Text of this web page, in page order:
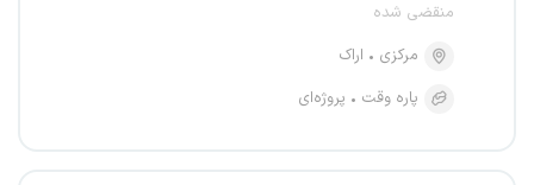
منقضی شده
مرکزی
اراک
پاره وقت
پروژه‌ای